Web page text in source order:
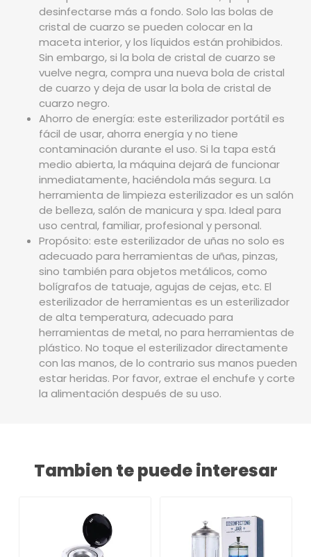
desinfectarse más a fondo. Solo las bolas de
cristal de cuarzo se pueden colocar en la
maceta interior, y los líquidos están prohibidos.
Sin embargo, si la bola de cristal de cuarzo se
vuelve negra, compra una nueva bola de cristal
de cuarzo y deja de usar la bola de cristal de
cuarzo negro.
Ahorro de energía: este esterilizador portátil es
fácil de usar, ahorra energía y no tiene
contaminación durante el uso. Si la tapa está
medio abierta, la máquina dejará de funcionar
inmediatamente, haciéndola más segura. La
herramienta de limpieza esterilizador es un salón
de belleza, salón de manicura y spa. Ideal para
uso central, familiar, profesional y personal.
Propósito: este esterilizador de uñas no solo es
adecuado para herramientas de uñas, pinzas,
sino también para objetos metálicos, como
bolígrafos de tatuaje, agujas de cejas, etc. El
esterilizador de herramientas es un esterilizador
de alta temperatura, adecuado para
herramientas de metal, no para herramientas de
plástico. No toque el esterilizador directamente
con las manos, de lo contrario sus manos pueden
estar heridas. Por favor, extrae el enchufe y corte
la alimentación después de su uso.
Tambien te puede interesar